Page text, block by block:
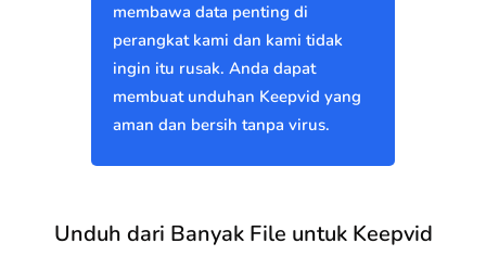
membawa data penting di
perangkat kami dan kami tidak
ingin itu rusak. Anda dapat
membuat unduhan Keepvid yang
aman dan bersih tanpa virus.
Unduh dari Banyak File untuk Keepvid